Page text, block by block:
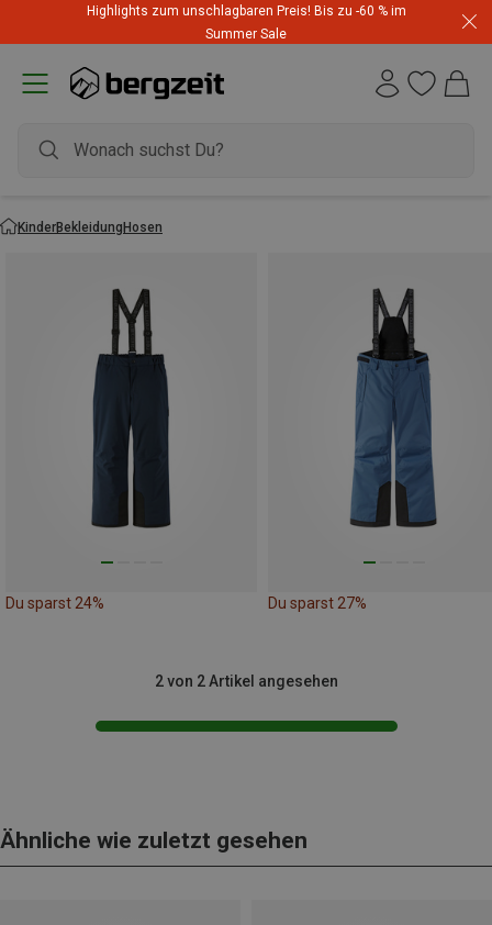
Highlights zum unschlagbaren Preis! Bis zu -60 % im
Summer Sale
KinderBekleidungHosen
Du sparst 24% Du sparst 27%
2 von 2 Artikel angesehen
Ähnliche wie zuletzt gesehen